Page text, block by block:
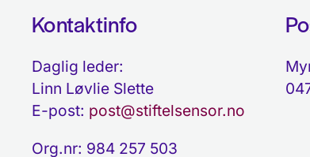
Kontaktinfo
Daglig leder:
Linn Løvlie Slette
E-post: post@stiftelsensor.no
Org.nr: 984 257 503